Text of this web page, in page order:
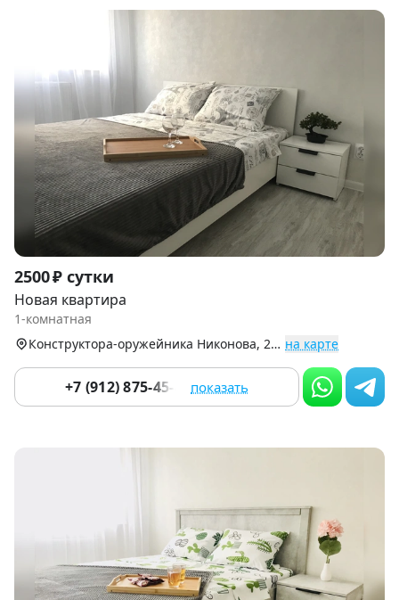
Item
1
of
2500 ₽ сутки
Новая квартира
1-комнатная
Конструктора-оружейника Никонова, 26, Индустриальный р-н на карте
+7 (912) 875-45-48 показать